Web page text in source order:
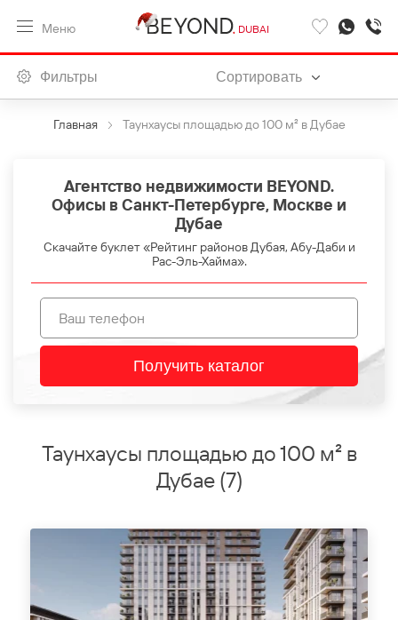
Меню DUBAI
Фильтры Сортировать
Главная Таунхаусы площадью до 100 м² в Дубае
Агентство недвижимости BEYOND.
Офисы в Санкт-Петербурге, Москве и
Дубае
Скачайте буклет «Рейтинг районов Дубая, Абу-Даби и
Рас-Эль-Хайма».
Получить каталог
Таунхаусы площадью до 100 м² в
Дубае(7)